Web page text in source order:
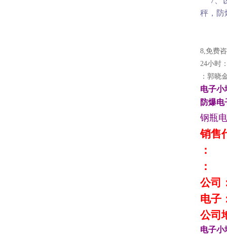
秤，防
8,免费
24小时
：郭晓
电子小
防爆
钢瓶
销售
：
：
公司
电子
公司
电子小